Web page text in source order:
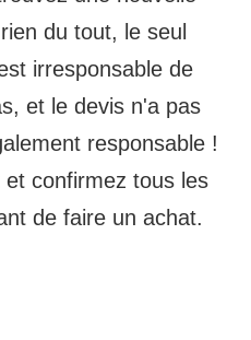
du tout, le seul
irresponsable de
et le devis n'a pas
responsable !
confirmez tous les
de faire un achat.